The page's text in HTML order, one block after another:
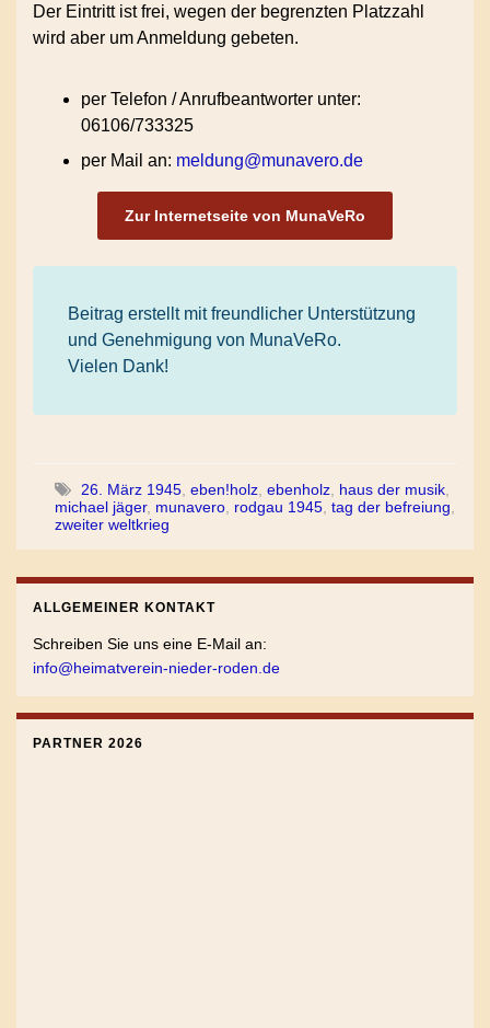
Der Eintritt ist frei, wegen der begrenzten Platzzahl
wird aber um Anmeldung gebeten.
per Telefon / Anrufbeantworter unter:
06106/733325
per Mail an: meldung@munavero.de
Zur Internetseite von MunaVeRo
Beitrag erstellt mit freundlicher Unterstützung
und Genehmigung von MunaVeRo.
Vielen Dank!
26. März 1945 eben!holz ebenholz haus der musik
michael jäger, munavero rodgau 1945 tag der befreiung
zweiter weltkrieg
ALLGEMEINER KONTAKT
Schreiben Sie uns eine E-Mail an:
info@heimatverein-nieder-roden.de
PARTNER 2026